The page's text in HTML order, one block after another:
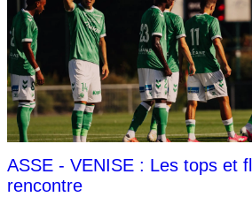
ASSE - VENISE : Les tops et
rencontre